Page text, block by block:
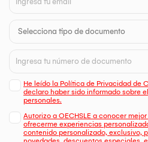
He leído la Política de Privacidad de
declaro haber sido informado sobre
personales.
Autorizo a OECHSLE a conocer
ofrecerme experiencias
contenido personalizado, exclusivo,